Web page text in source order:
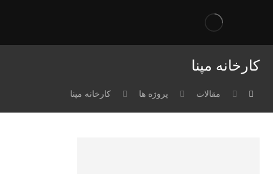
کارخانه مپنا
مقالات پروژه ها کارخانه مپنا